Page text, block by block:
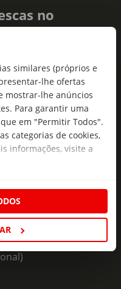
similares (próprios e
lhe ofertas
mostrar-lhe anúncios
Para garantir uma
em "Permitir Todos".
categorias de cookies,
informações, visite a
no
exclusivas,
Subscrever